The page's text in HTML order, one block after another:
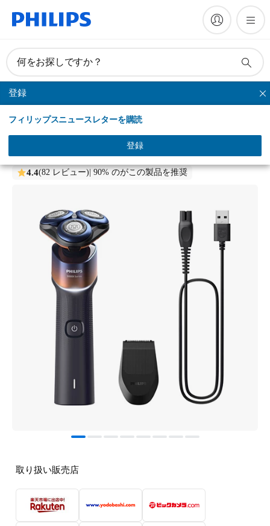
何をお探しですか？
登録
フィリップスニュースレターを購読
登録
シリーズシェーバー
ウェット＆ドライ電動シェーバー
4.4(82 レビュー) | 90% のがこの製品を推奨
取り扱い販売店